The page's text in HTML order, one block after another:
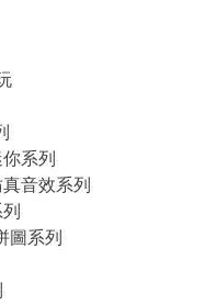
系列
音效系列
圖系列